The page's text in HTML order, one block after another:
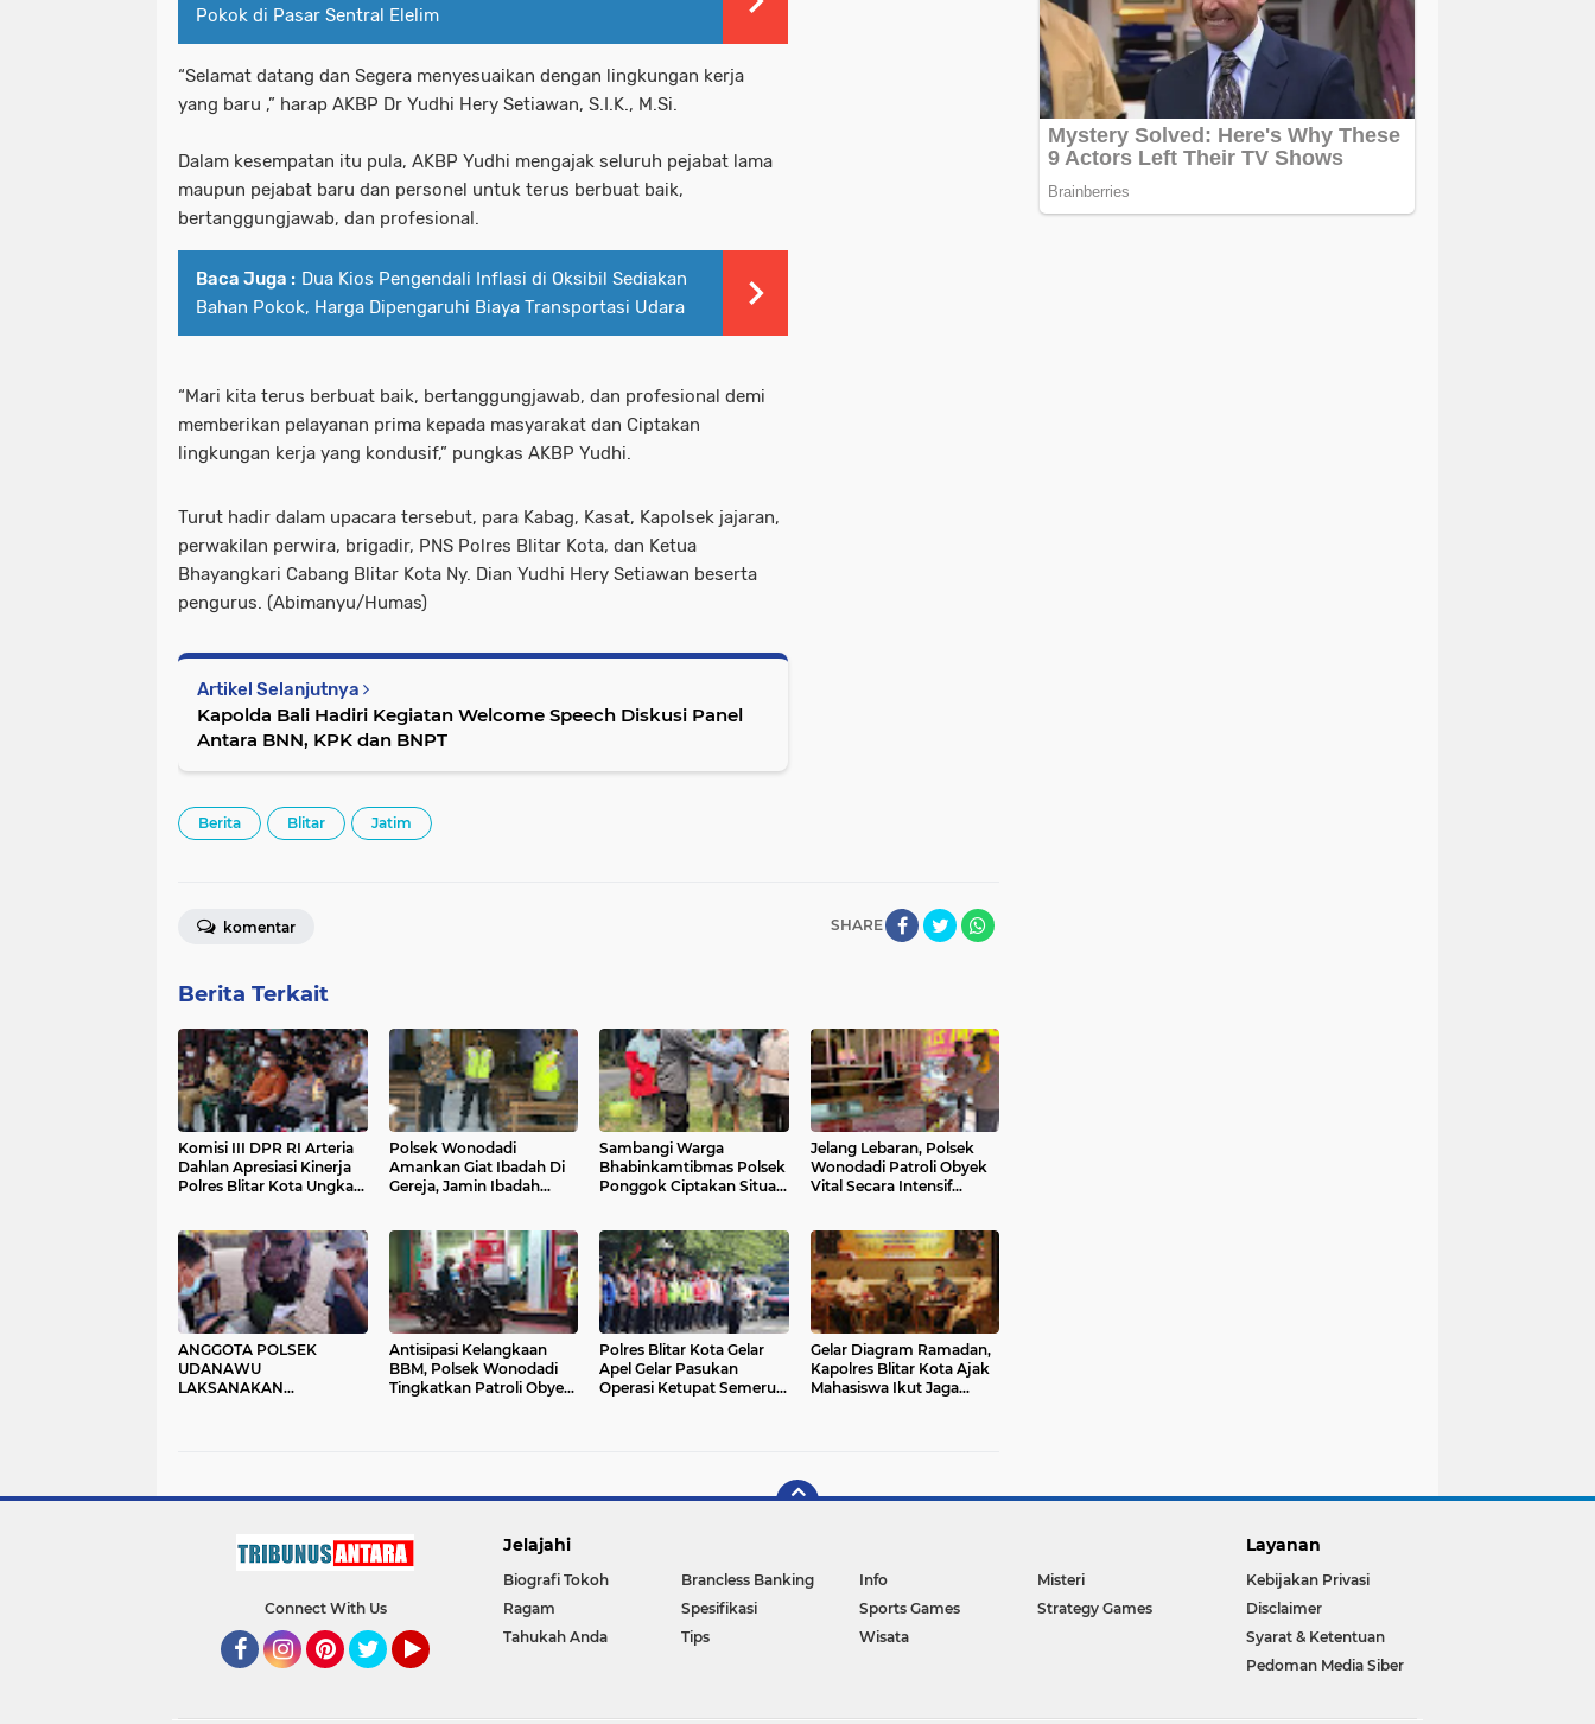
Pokok di Pasar Sentral Elelim
“Selamat datang dan Segera menyesuaikan dengan lingkungan kerja
yang baru ,” harap AKBP Dr Yudhi Hery Setiawan, S.I.K., M.Si.
Dalam kesempatan itu pula, AKBP Yudhi mengajak seluruh pejabat lama
maupun pejabat baru dan personel untuk terus berbuat baik,
bertanggungjawab, dan profesional.
Baca Juga : Dua Kios Pengendali Inflasi di Oksibil Sediakan
Bahan Pokok, Harga Dipengaruhi Biaya Transportasi Udara
“Mari kita terus berbuat baik, bertanggungjawab, dan profesional demi
memberikan pelayanan prima kepada masyarakat dan Ciptakan
lingkungan kerja yang kondusif,” pungkas AKBP Yudhi.
Turut hadir dalam upacara tersebut, para Kabag, Kasat, Kapolsek jajaran,
perwakilan perwira, brigadir, PNS Polres Blitar Kota, dan Ketua
Bhayangkari Cabang Blitar Kota Ny. Dian Yudhi Hery Setiawan beserta
pengurus. (Abimanyu/Humas)
Artikel Selanjutnya
Kapolda Bali Hadiri Kegiatan Welcome Speech Diskusi Panel
Antara BNN, KPK dan BNPT
Berita Blitar Jatim
SHARE
komentar
Berita Terkait
Komisi III DPR RI Arteria
Dahlan Apresiasi Kinerja
Polres Blitar Kota Ungkap
Polsek Wonodadi
Amankan Giat Ibadah Di
Gereja, Jamin Ibadah
Sambangi Warga
Bhabinkamtibmas Polsek
Ponggok Ciptakan Situasi
Jelang Lebaran, Polsek
Wonodadi Patroli Obyek
Vital Secara Intensif
ANGGOTA POLSEK
UDANAWU
LAKSANAKAN
SMKN UDANAWU.
Antisipasi Kelangkaan
BBM, Polsek Wonodadi
Tingkatkan Patroli Obyek
Polres Blitar Kota Gelar
Apel Gelar Pasukan
Operasi Ketupat Semeru
Gelar Diagram Ramadan,
Kapolres Blitar Kota Ajak
Mahasiswa Ikut Jaga
Connect With Us
Jelajahi
Biografi Tokoh Brancless Banking Info
Misteri
Ragam
Spesifikasi Sports Games
Strategy Games
Tahukah Anda
Tips Wisata
Layanan
Kebijakan Privasi
Disclaimer
Syarat & Ketentuan
Pedoman Media Siber